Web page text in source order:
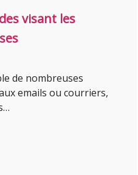
visant les
de nombreuses
emails ou courriers,